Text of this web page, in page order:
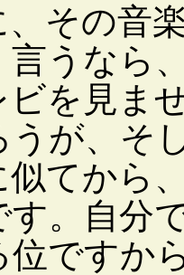
その音
言うなら
ビを見ま
うが、そ
似てから
す。自分
位ですか